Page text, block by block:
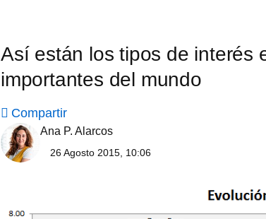
Así están los tipos de interés
importantes del mundo
Compartir
Ana P. Alarcos
26 Agosto 2015, 10:06